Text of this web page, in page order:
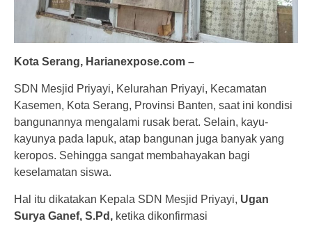
Kota Serang, Harianexpose.com –
SDN Mesjid Priyayi, Kelurahan Priyayi, Kecamatan
Kasemen, Kota Serang, Provinsi Banten, saat ini kondisi
bangunannya mengalami rusak berat. Selain, kayu-
kayunya pada lapuk, atap bangunan juga banyak yang
keropos. Sehingga sangat membahayakan bagi
keselamatan siswa.
Hal itu dikatakan Kepala SDN Mesjid Priyayi, Ugan
Surya Ganef, S.Pd, ketika dikonfirmasi